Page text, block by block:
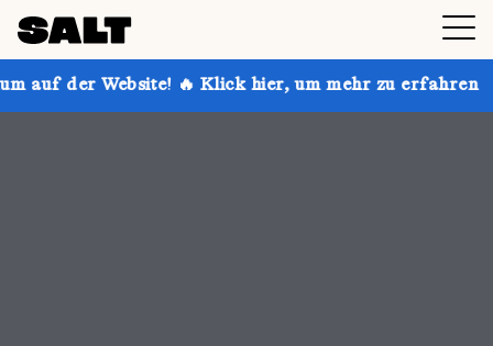
🔥 Klick hier, um mehr zu erfahren Hol dir bis zu